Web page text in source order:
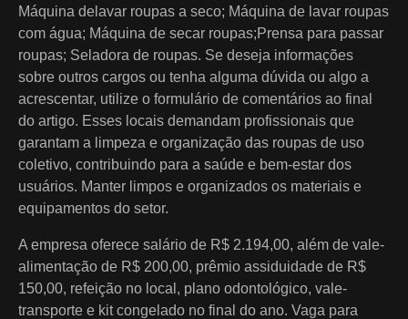
Máquina delavar roupas a seco; Máquina de lavar roupas
com água; Máquina de secar roupas;Prensa para passar
roupas; Seladora de roupas. Se deseja informações
sobre outros cargos ou tenha alguma dúvida ou algo a
acrescentar, utilize o formulário de comentários ao final
do artigo. Esses locais demandam profissionais que
garantam a limpeza e organização das roupas de uso
coletivo, contribuindo para a saúde e bem-estar dos
usuários. Manter limpos e organizados os materiais e
equipamentos do setor.
A empresa oferece salário de R$ 2.194,00, além de vale-
alimentação de R$ 200,00, prêmio assiduidade de R$
150,00, refeição no local, plano odontológico, vale-
transporte e kit congelado no final do ano. Vaga para